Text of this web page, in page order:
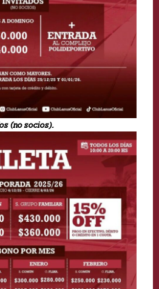
(no socios).